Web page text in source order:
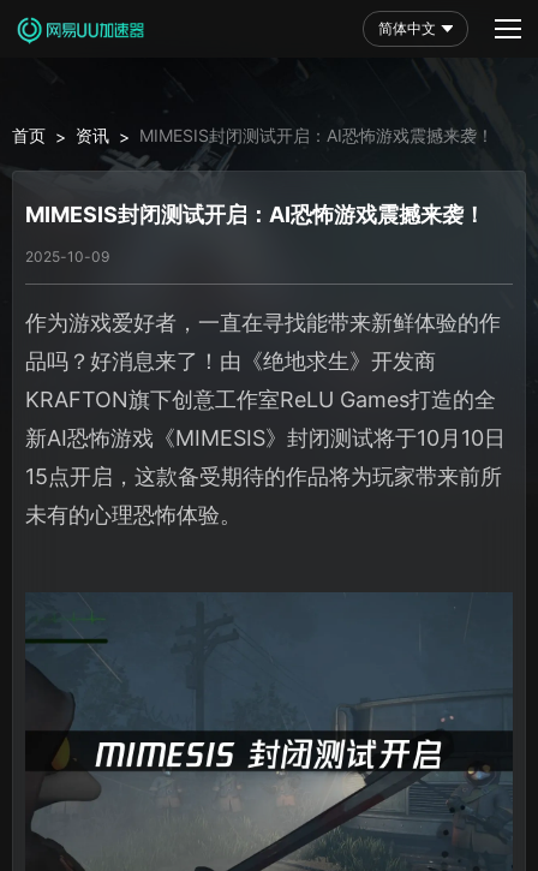
简体中文
首页 > 资讯 > MIMESIS封闭测试开启：AI恐怖游戏震撼来袭！
MIMESIS封闭测试开启：AI恐怖游戏震撼来袭！
2025-10-09
作为游戏爱好者，一直在寻找能带来新鲜体验的作
品吗？好消息来了！由《绝地求生》开发商
KRAFTON旗下创意工作室ReLU Games打造的全
新AI恐怖游戏《MIMESIS》封闭测试将于10月10日
15点开启，这款备受期待的作品将为玩家带来前所
未有的心理恐怖体验。